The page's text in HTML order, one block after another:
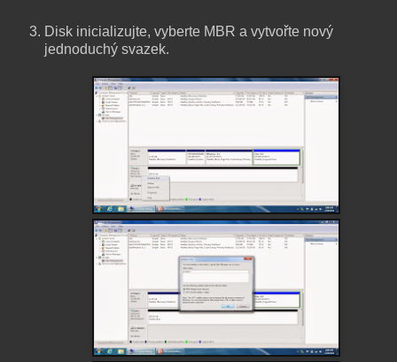
Disk inicializujte, vyberte MBR a vytvořte nový
jednoduchý svazek.